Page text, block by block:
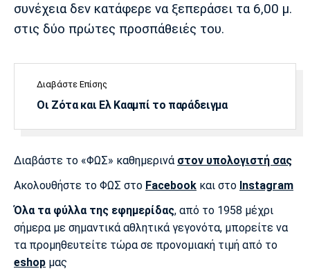
Μονακό
Ερυθρός
Αστέρας
Τότεναμ
συνέχεια δεν κατάφερε να ξεπεράσει τα 6,00 μ.
στις δύο πρώτες προσπάθειές του.
Διαβάστε Επίσης
Οι Ζότα και Ελ Κααμπί το παράδειγμα
Διαβάστε το «ΦΩΣ» καθημερινά στον υπολογιστή σας
Ακολουθήστε το ΦΩΣ στο Facebook και στο Instagram
Όλα τα φύλλα της εφημερίδας, από το 1958 μέχρι
σήμερα με σημαντικά αθλητικά γεγονότα, μπορείτε να
τα προμηθευτείτε τώρα σε προνομιακή τιμή από το
eshop μας